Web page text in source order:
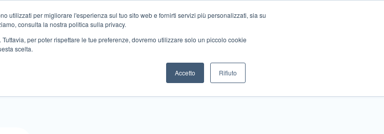
utilizzati per migliorare l'esperienza sul tuo sito web e fornirti servizi più personalizzati, sia su
consulta la nostra politica sulla privacy.
per poter rispettare le tue preferenze, dovremo utilizzare solo un piccolo cookie
scelta.
Accetto Rifiuto